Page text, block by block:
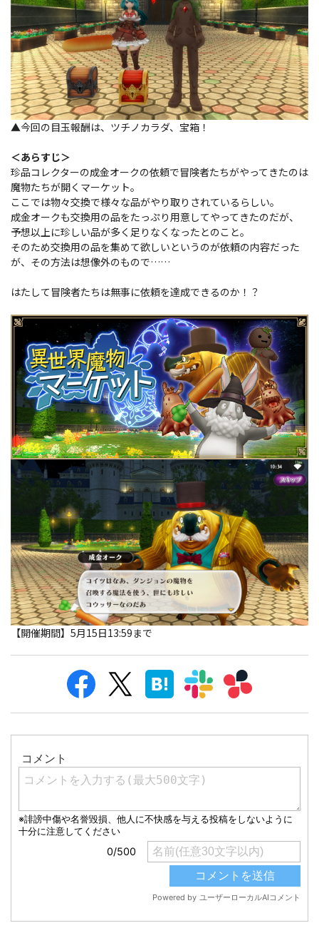
▲今回の目玉報酬は、ツチノカラダ、宝箱！
＜あらすじ＞
珍品コレクターの成金オークの依頼で冒険者たちがやってきたのは
魔物たちが開くマーケット。
ここでは物々交換で様々な品がやり取りされているらしい。
成金オークも交換用の品をたっぷり用意してやってきたのだが、
予想以上に珍しい品が多く足りなくなったとのこと。
そのため交換用の品を集めて欲しいというのが依頼の内容だった
が、その方法は想像外のもので……
はたして冒険者たちは無事に依頼を達成できるのか！？
【開催期間】5月15日13:59まで